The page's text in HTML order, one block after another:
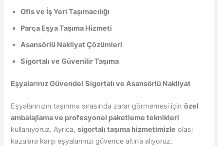
Ofis ve İş Yeri Taşımacılığı
Parça Eşya Taşıma Hizmeti
Asansörlü Nakliyat Çözümleri
Sigortalı ve Güvenilir Taşıma
Eşyalarınız Güvende! Sigortalı ve Asansörlü Nakliyat
Eşyalarınızın taşınma sırasında zarar görmemesi içinözel
ambalajlama ve profesyonel paketleme teknikleri
kullanıyoruz. Ayrıca,sigortalı taşıma hizmetimizle olası
kazalara karşı eşyalarınızı güvence altına alıyoruz.